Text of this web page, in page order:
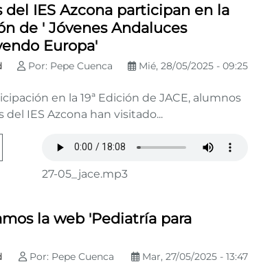
del IES Azcona participan en la
de ' Jóvenes Andaluces
Europa'
Por: Pepe Cuenca Mié, 28/05/2025 - 09:25
en la 19ª Edición de JACE, alumnos
del IES Azcona han visitado...
27-05_jace.mp3
la web 'Pediatría para
Por: Pepe Cuenca Mar, 27/05/2025 - 13:47